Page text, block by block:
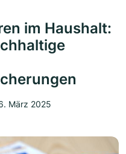
im Haushalt:
März 2025